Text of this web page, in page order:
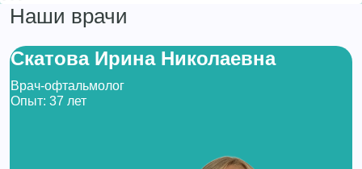
Наши врачи
Скатова Ирина Николаевна
Врач-офтальмолог
Опыт: 37 лет